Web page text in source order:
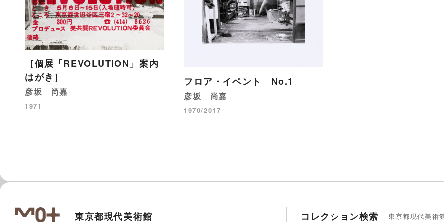
［個展「REVOLUTION」案内
はがき］
彦坂 尚嘉
1971
フロア・イベント No.1
彦坂 尚嘉
1970/2017
東京都現代美術館 コレクション検索 東京都現代美術